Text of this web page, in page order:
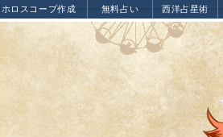
ホロスコープ作成 無料占い 西洋占星術